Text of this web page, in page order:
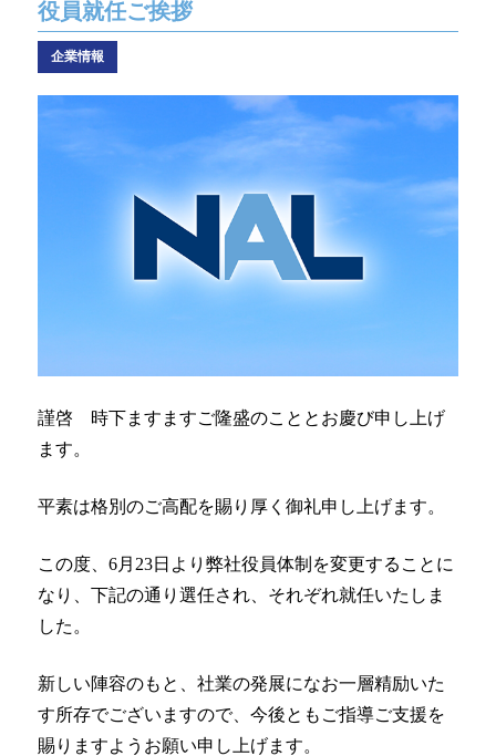
役員就任ご挨拶
企業情報
謹啓 時下ますますご隆盛のこととお慶び申し上げ
ます。
平素は格別のご高配を賜り厚く御礼申し上げます。
この度、6月23日より弊社役員体制を変更することに
なり、下記の通り選任され、それぞれ就任いたしま
した。
新しい陣容のもと、社業の発展になお一層精励いた
す所存でございますので、今後ともご指導ご支援を
賜りますようお願い申し上げます。
なるほどネット
緊急ロードサービス
一般企業のお客様
自動車メンテナンス受託(NMS)
なるほどネット
整備工場のお客様
整備業務提携
momoCan
モビノワ